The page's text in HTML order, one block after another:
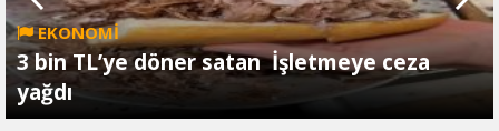
EKONOMİ
3 bin TL’ye döner satan İşletmeye ceza
yağdı